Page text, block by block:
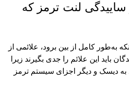
لنت ترمز که
به‌طور کامل از بین برود، علائمی از
باید این علائم را جدی بگیرند زیرا
به دیسک و دیگر اجزای سیستم ترمز